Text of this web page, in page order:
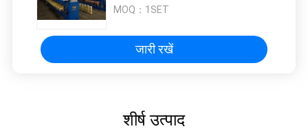
MOQ： 1SET
जारी रखें
शीर्ष उत्पाद